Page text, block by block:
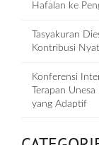
Hafalan ke
Tasyakuran
Kontribusi
Konferensi
Terapan
yang Adaptif